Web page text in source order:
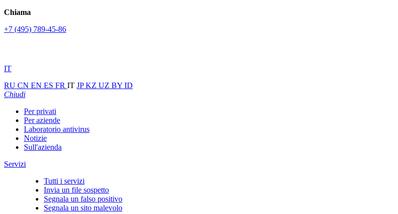
Chiama
+7 (495) 789-45-86
IT
RU CN EN ES FR IT JPKZ UZ BY ID
Chiudi
Per privati
Per aziende
Laboratorio antivirus
Notizie
Sull'azienda
Servizi
Tutti i servizi
Invia un file sospetto
Segnala un falso positivo
Segnala un sito malevolo